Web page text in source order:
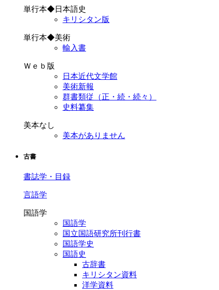
単行本◆日本語史
キリシタン版
単行本◆美術
輸入書
Ｗｅｂ版
日本近代文学館
美術新報
群書類従（正・続・続々）
史料纂集
美本なし
美本がありません
古書
書誌学・目録
言語学
国語学
国語学
国立国語研究所刊行書
国語学史
国語史
古辞書
キリシタン資料
洋学資料